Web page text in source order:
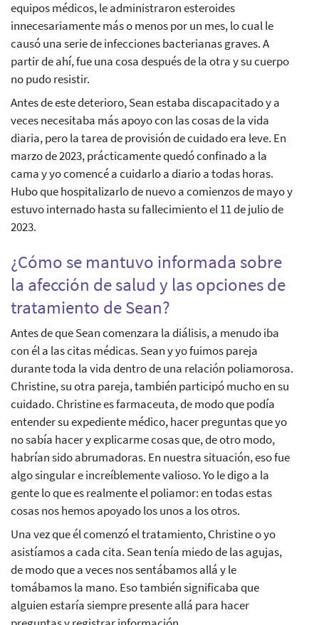
equipos médicos, le administraron esteroides
innecesariamente más o menos por un mes, lo cual le
causó una serie de infecciones bacterianas graves. A
partir de ahí, fue una cosa después de la otra y su cuerpo
no pudo resistir.
Antes de este deterioro, Sean estaba discapacitado y a
veces necesitaba más apoyo con las cosas de la vida
diaria, pero la tarea de provisión de cuidado era leve. En
marzo de 2023, prácticamente quedó confinado a la
cama y yo comencé a cuidarlo a diario a todas horas.
Hubo que hospitalizarlo de nuevo a comienzos de mayo y
estuvo internado hasta su fallecimiento el 11 de julio de
2023.
¿Cómo se mantuvo informada sobre
la afección de salud y las opciones de
tratamiento de Sean?
Antes de que Sean comenzara la diálisis, a menudo iba
con él a las citas médicas. Sean y yo fuimos pareja
durante toda la vida dentro de una relación poliamorosa.
Christine, su otra pareja, también participó mucho en su
cuidado. Christine es farmaceuta, de modo que podía
entender su expediente médico, hacer preguntas que yo
no sabía hacer y explicarme cosas que, de otro modo,
habrían sido abrumadoras. En nuestra situación, eso fue
algo singular e increíblemente valioso. Yo le digo a la
gente lo que es realmente el poliamor: en todas estas
cosas nos hemos apoyado los unos a los otros.
Una vez que él comenzó el tratamiento, Christine o yo
asistíamos a cada cita. Sean tenía miedo de las agujas,
de modo que a veces nos sentábamos allá y le
tomábamos la mano. Eso también significaba que
alguien estaría siempre presente allá para hacer